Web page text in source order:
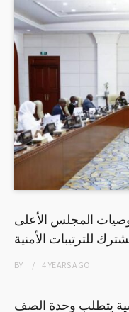
المجلس الأعلى
للترتيبات الأمنية
BY 4 YEARSAGO
يتطلب وحدة الصف